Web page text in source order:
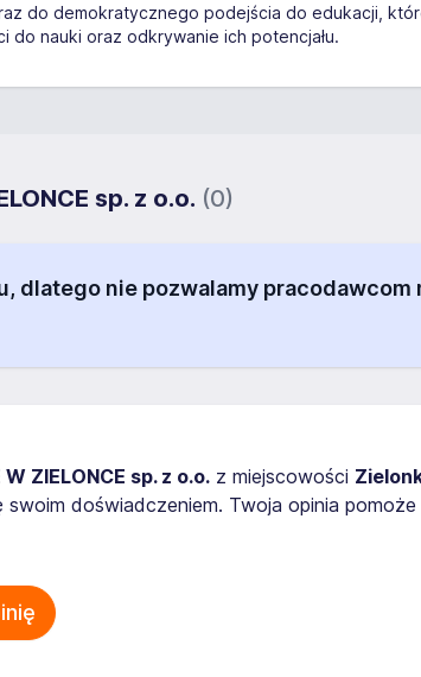
do demokratycznego podejścia do edukacji,
do nauki oraz odkrywanie ich potencjału.
sp. z o.o. (0)
dlatego nie pozwalamy
ZIELONCE sp. z o.o. z miejscowości
doświadczeniem. Twoja opinia